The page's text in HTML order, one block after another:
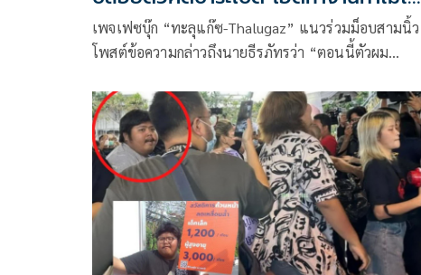
ไม่มีเงินเลย
เพจเฟซบุ๊ก “ทะลุแก๊ซ-Thalugaz” แนวร่วมม็อบสามนิ้ว
โพสต์ข้อความกล่าวถึงนายธีรภัทรว่า “ตอนนี้ตัวผม
ได้” แก็ป ธีรภัทร เพิ่งได้ประกันในวันที่ 24 ต.ค. 66